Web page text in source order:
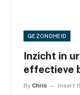
GEZONDHEID
Inzicht in
effectieve
By Chris maart